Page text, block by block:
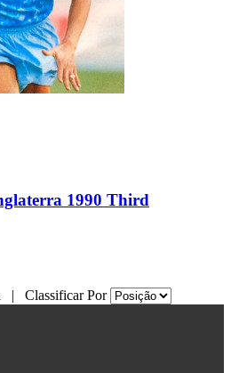
1990 Third
| Classificar Por